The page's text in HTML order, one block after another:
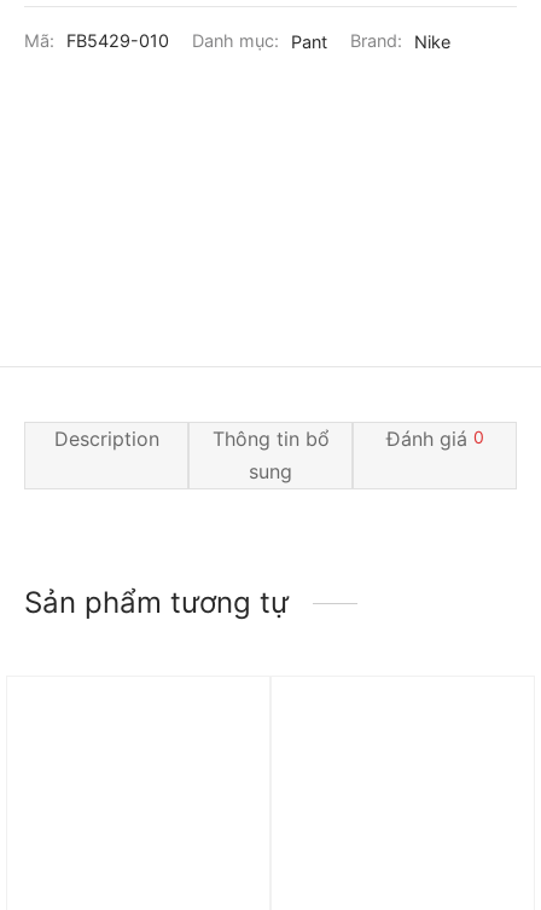
Mã: FB5429-010 Danh mục: Pant Brand: Nike
Description
Thông tin bổ
sung
Đánh giá 0
Sản phẩm tương tự